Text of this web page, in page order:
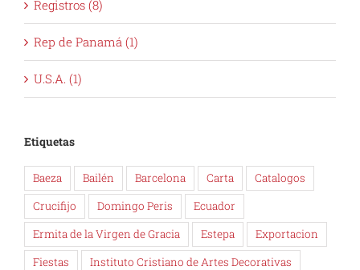
Registros (8)
Rep de Panamá (1)
U.S.A. (1)
Etiquetas
Baeza Bailén Barcelona Carta
Catalogos
Crucifijo
Domingo Peris
Ecuador
Ermita de la Virgen de Gracia
Estepa
Exportacion
Fiestas
Instituto Cristiano de Artes Decorativas